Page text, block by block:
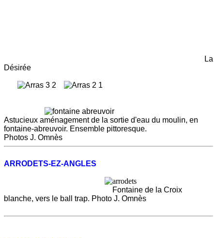
La
Désirée
Astucieux aménagement de la sortie d'eau du moulin, en
fontaine-abreuvoir. Ensemble pittoresque.
Photos J. Omnès
ARRODETS-EZ-ANGLES
Fontaine de la Croix
blanche, vers le ball trap. Photo J. Omnès